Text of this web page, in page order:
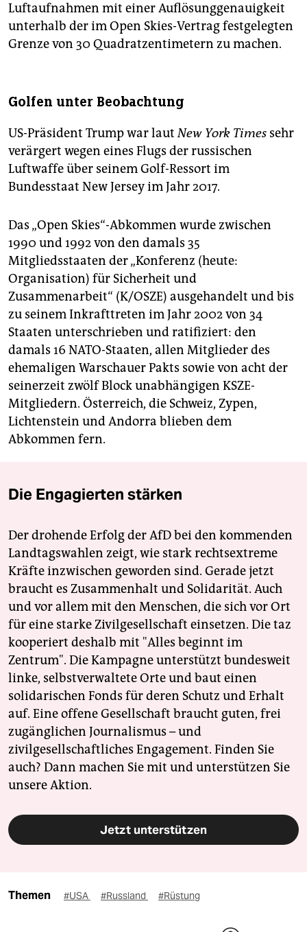
Luftaufnahmen mit einer Auflösunggenauigkeit
unterhalb der im Open Skies-Vertrag festgelegten
Grenze von 30 Quadratzentimetern zu machen.
Golfen unter Beobachtung
US-Präsident Trump war lautNew York Times sehr
verärgert wegen eines Flugs der russischen
Luftwaffe über seinem Golf-Ressort im
Bundesstaat New Jersey im Jahr 2017.
Das „Open Skies“-Abkommen wurde zwischen
1990 und 1992 von den damals 35
Mitgliedsstaaten der „Konferenz (heute:
Organisation) für Sicherheit und
Zusammenarbeit“ (K/OSZE) ausgehandelt und bis
zu seinem Inkrafttreten im Jahr 2002 von 34
Staaten unterschrieben und ratifiziert: den
damals 16 NATO-Staaten, allen Mitglieder des
ehemaligen Warschauer Pakts sowie von acht der
seinerzeit zwölf Block unabhängigen KSZE-
Mitgliedern. Österreich, die Schweiz, Zypen,
Lichtenstein und Andorra blieben dem
Abkommen fern.
Die Engagierten stärken
Der drohende Erfolg der AfD bei den kommenden
Landtagswahlen zeigt, wie stark rechtsextreme
Kräfte inzwischen geworden sind. Gerade jetzt
braucht es Zusammenhalt und Solidarität. Auch
und vor allem mit den Menschen, die sich vor Ort
für eine starke Zivilgesellschaft einsetzen. Die taz
kooperiert deshalb mit "Alles beginnt im
Zentrum". Die Kampagne unterstützt bundesweit
linke, selbstverwaltete Orte und baut einen
solidarischen Fonds für deren Schutz und Erhalt
auf. Eine offene Gesellschaft braucht guten, frei
zugänglichen Journalismus – und
zivilgesellschaftliches Engagement. Finden Sie
auch? Dann machen Sie mit und unterstützen Sie
unsere Aktion.
Jetzt unterstützen
Themen #USA #Russland #Rüstung